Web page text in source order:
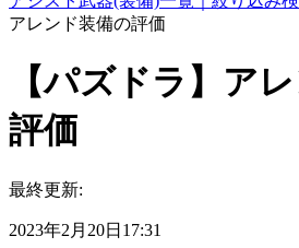
アレンド装備の評価
【パズドラ】ア
評価
最終更新:
2023年2月20日17:31